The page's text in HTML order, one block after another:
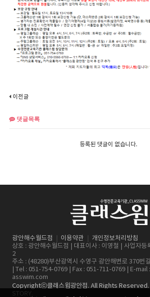
이전글
댓글목록
등록된 댓글이 없습니다.
광안해수월드점 이용약관
개인정보처리방침
상호 : 광안해수월드점 | 대표이사 : 이영철 | 사업자
2
주소 : (48280)부산광역시 수영구 광안해변로 370번
| Tel : 051-754-0769 | Fax : 051-711-0769 | E-mail :
asswim.com
Copyrightⓒ클래스윔광안점. All Rights
STORY